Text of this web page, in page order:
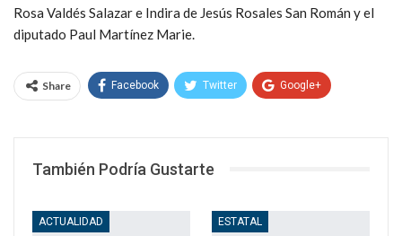
Rosa Valdés Salazar e Indira de Jesús Rosales San Román y el
diputado Paul Martínez Marie.
Share Facebook Twitter Google+
También Podría Gustarte
ACTUALIDAD ESTATAL